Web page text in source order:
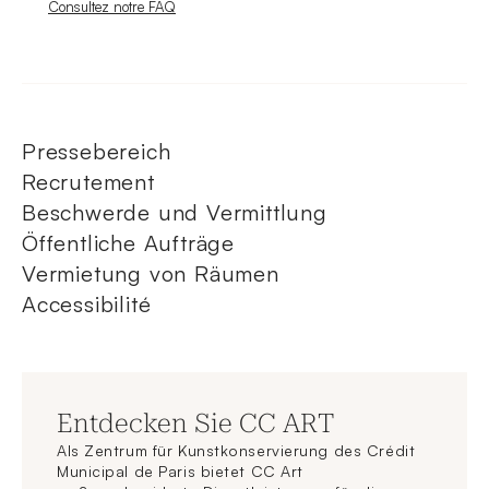
Nouvelle fenêtre
Consultez notre FAQ
Pressebereich
Recrutement
Beschwerde und Vermittlung
Öffentliche Aufträge
Vermietung von Räumen
Accessibilité
Entdecken Sie CC ART
Als Zentrum für Kunstkonservierung des Crédit
Municipal de Paris bietet CC Art